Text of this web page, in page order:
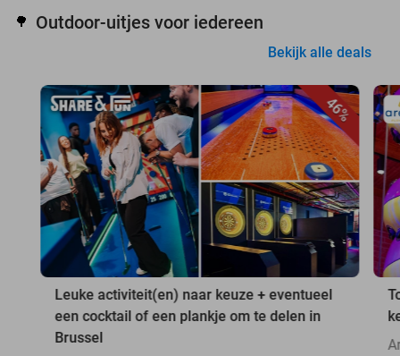
🌳 Outdoor-uitjes voor iedereen
Bekijk alle deals
46%
Leuke activiteit(en) naar keuze + eventueel
een cocktail of een plankje om te delen in
Brussel